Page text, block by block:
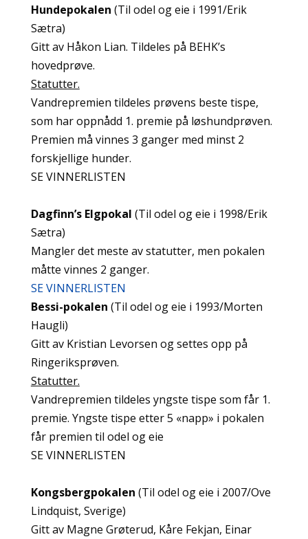
Hundepokalen (Til odel og eie i 1991/Erik
Sætra)
Gitt av Håkon Lian. Tildeles på BEHK’s
hovedprøve.
Statutter.
Vandrepremien tildeles prøvens beste tispe,
som har oppnådd 1. premie på løshundprøven.
Premien må vinnes 3 ganger med minst 2
forskjellige hunder.
SE VINNERLISTEN
Dagfinn’s Elgpokal (Til odel og eie i 1998/Erik
Sætra)
Mangler det meste av statutter, men pokalen
måtte vinnes 2 ganger.
SE VINNERLISTEN
Bessi-pokalen (Til odel og eie i 1993/Morten
Haugli)
Gitt av Kristian Levorsen og settes opp på
Ringeriksprøven.
Statutter.
Vandrepremien tildeles yngste tispe som får 1.
premie. Yngste tispe etter 5 «napp» i pokalen
får premien til odel og eie
SE VINNERLISTEN
Kongsbergpokalen (Til odel og eie i 2007/Ove
Lindquist, Sverige)
Gitt av Magne Grøterud, Kåre Fekjan, Einar